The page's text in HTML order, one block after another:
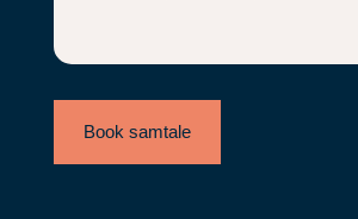
Book samtale